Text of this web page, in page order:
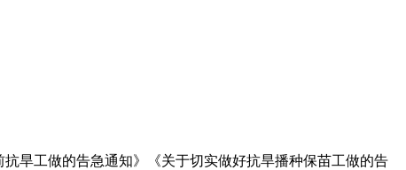
旱工做的告急通知》《关于切实做好抗旱播种保苗工做的告